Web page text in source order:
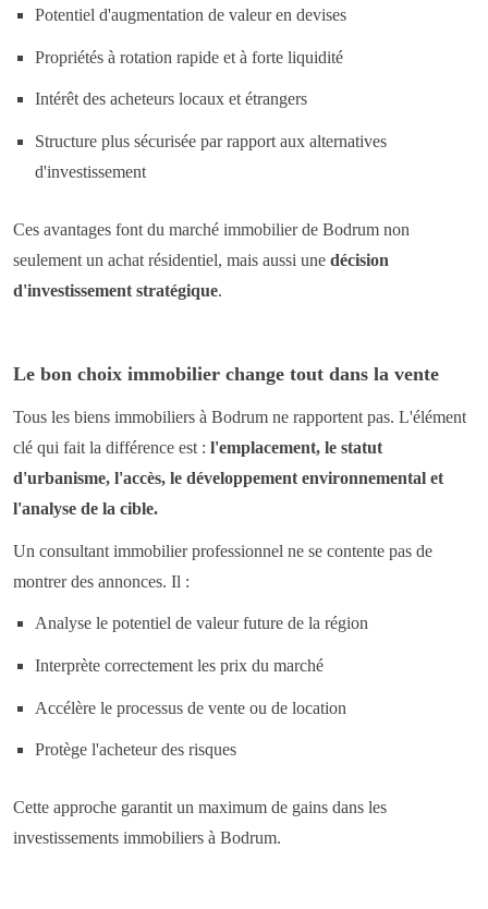
Potentiel d'augmentation de valeur en devises
Propriétés à rotation rapide et à forte liquidité
Intérêt des acheteurs locaux et étrangers
Structure plus sécurisée par rapport aux alternatives
d'investissement
Ces avantages font du marché immobilier de Bodrum non
seulement un achat résidentiel, mais aussi une décision
d'investissement stratégique.
Le bon choix immobilier change tout dans la vente
Tous les biens immobiliers à Bodrum ne rapportent pas. L'élément
clé qui fait la différence est : l'emplacement, le statut
d'urbanisme, l'accès, le développement environnemental et
l'analyse de la cible.
Un consultant immobilier professionnel ne se contente pas de
montrer des annonces. Il :
Analyse le potentiel de valeur future de la région
Interprète correctement les prix du marché
Accélère le processus de vente ou de location
Protège l'acheteur des risques
Cette approche garantit un maximum de gains dans les
investissements immobiliers à Bodrum.